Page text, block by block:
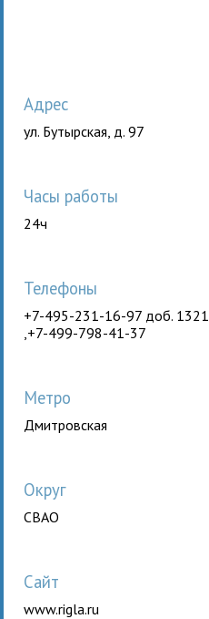
Адрес
ул. Бутырская, д. 97
Часы работы
24ч
Телефоны
+7-495-231-16-97 доб. 1321
,+7-499-798-41-37
Метро
Дмитровская
Округ
СВАО
Сайт
www.rigla.ru